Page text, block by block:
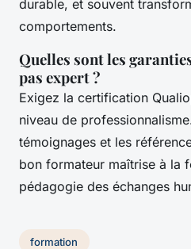
durable, et souvent
comportements.
Quelles sont les
pas expert ?
Exigez la certification
niveau de
témoignages et les
bon formateur maîtrise à la
pédagogie des échanges
formation